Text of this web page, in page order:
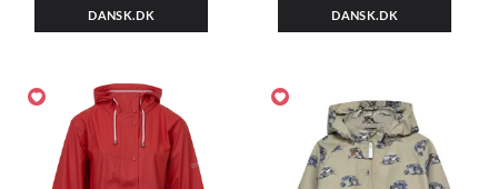
DANSK.DK DANSK.DK